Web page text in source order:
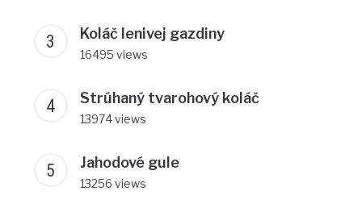
Koláč lenivej gazdiny
16495 views
Strúhaný tvarohový koláč
13974 views
Jahodové gule
13256 views